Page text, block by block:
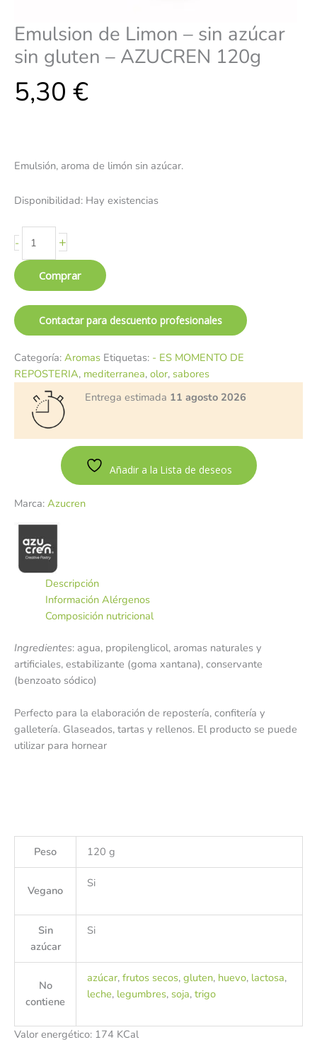
Emulsion de Limon – sin azúcar
sin gluten – AZUCREN 120g
5,30 €
Emulsión, aroma de limón sin azúcar.
Disponibilidad: Hay existencias
- +
Comprar
Contactar para descuento profesionales
Categoría: Aromas Etiquetas: - ES MOMENTO DE
REPOSTERIA, mediterranea, olor, sabores
Entrega estimada 11 agosto 2026
Añadir a la Lista de deseos
Marca: Azucren
Descripción
Información Alérgenos
Composición nutricional
Ingredientes: agua, propilenglicol, aromas naturales y
artificiales, estabilizante (goma xantana), conservante
(benzoato sódico)
Perfecto para la elaboración de repostería, confitería y
galletería. Glaseados, tartas y rellenos. El producto se puede
utilizar para hornear
Peso 120 g
Vegano
Si
Sin
azúcar
Si
No
contiene
azúcar, frutos secos, gluten, huevo, lactosa,
leche, legumbres, soja, trigo
Valor energético: 174 KCal